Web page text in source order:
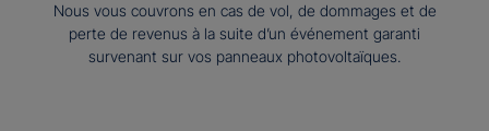
Nous vous couvrons en cas de vol, de dommages et de
perte de revenus à la suite d’un événement garanti
survenant sur vos panneaux photovoltaïques.